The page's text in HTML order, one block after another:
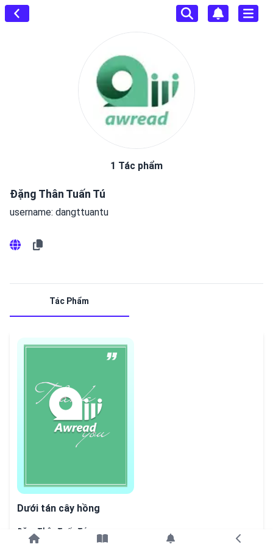
1 Tác phẩm
Đặng Thân Tuấn Tú
username: dangttuantu
Tác Phẩm
Dưới tán cây hồng
Đặng Thân Tuấn Tú